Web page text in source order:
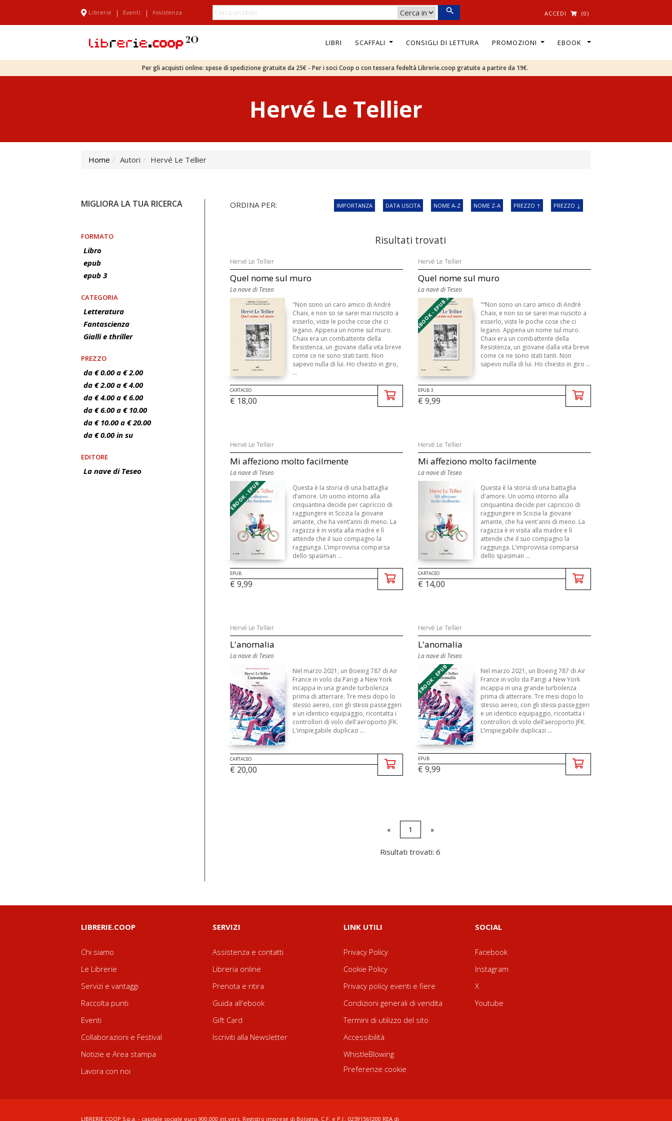
Librerie | Eventi | Assistenza ACCEDI (0)
LIBRI SCAFFALI CONSIGLI DI LETTURA PROMOZIONI EBOOK
Per gli acquisti online: spese di spedizione gratuite da 25€ - Per i soci Coop o con tessera fedeltà Librerie.coop gratuite a partire da 19€.
Hervé Le Tellier
Home Autori Hervé Le Tellier
MIGLIORA LA TUA RICERCA
FORMATO
Libro
epub
epub 3
CATEGORIA
Letteratura
Fantascienza
Gialli e thriller
PREZZO
da € 0.00 a € 2.00
da € 2.00 a € 4.00
da € 4.00 a € 6.00
da € 6.00 a € 10.00
da € 10.00 a € 20.00
da € 0.00 in su
EDITORE
La nave di Teseo
ORDINA PER: IMPORTANZA DATA USCITA NOME A-Z NOME Z-A PREZZO ↑ PREZZO ↓
Risultati trovati
Hervé Le Tellier
Quel nome sul muro
La nave di Teseo
"Non sono un caro amico di André
Chaix, e non so se sarei mai riuscito a
esserlo, viste le poche cose che ci
legano. Appena un nome sul muro.
Chaix era un combattente della
Resistenza, un giovane dalla vita breve
come ce ne sono stati tanti. Non
sapevo nulla di lui. Ho chiesto in giro,
...
CARTACEO
€ 18,00
Hervé Le Tellier
Quel nome sul muro
La nave di Teseo
EBOOK - EPUB 3
"“Non sono un caro amico di André
Chaix, e non so se sarei mai riuscito a
esserlo, viste le poche cose che ci
legano. Appena un nome sul muro.
Chaix era un combattente della
Resistenza, un giovane dalla vita breve
come ce ne sono stati tanti. Non
sapevo nulla di lui. Ho chiesto in giro ...
EPUB 3
€ 9,99
Hervé Le Tellier
Mi affeziono molto facilmente
La nave di Teseo
EBOOK - EPUB
Questa è la storia di una battaglia
d’amore. Un uomo intorno alla
cinquantina decide per capriccio di
raggiungere in Scozia la giovane
amante, che ha vent’anni di meno. La
ragazza è in visita alla madre e lì
attende che il suo compagno la
raggiunga. L’improvvisa comparsa
dello spasiman ...
EPUB
€ 9,99
Hervé Le Tellier
Mi affeziono molto facilmente
La nave di Teseo
Questa è la storia di una battaglia
d'amore. Un uomo intorno alla
cinquantina decide per capriccio di
raggiungere in Scozia la giovane
amante, che ha vent'anni di meno. La
ragazza è in visita alla madre e lì
attende che il suo compagno la
raggiunga. L'improvvisa comparsa
dello spasiman ...
CARTACEO
€ 14,00
Hervé Le Tellier
L'anomalia
La nave di Teseo
Nel marzo 2021, un Boeing 787 di Air
France in volo da Parigi a New York
incappa in una grande turbolenza
prima di atterrare. Tre mesi dopo lo
stesso aereo, con gli stessi passeggeri
e un identico equipaggio, ricontatta i
controllori di volo dell'aeroporto JFK.
L'inspiegabile duplicazi ...
CARTACEO
€ 20,00
Hervé Le Tellier
L'anomalia
La nave di Teseo
EBOOK - EPUB
Nel marzo 2021, un Boeing 787 di Air
France in volo da Parigi a New York
incappa in una grande turbolenza
prima di atterrare. Tre mesi dopo lo
stesso aereo, con gli stessi passeggeri
e un identico equipaggio, ricontatta i
controllori di volo dell’aeroporto JFK.
L’inspiegabile duplicazi ...
EPUB
€ 9,99
« 1 »
Risultati trovati: 6
LIBRERIE.COOP
Chi siamo
Le Librerie
Servizi e vantaggi
Raccolta punti
Eventi
Collaborazioni e Festival
Notizie e Area stampa
Lavora con noi
SERVIZI
Assistenza e contatti
Libreria online
Prenota e ritira
Guida all'ebook
Gift Card
Iscriviti alla Newsletter
LINK UTILI
Privacy Policy
Cookie Policy
Privacy policy eventi e fiere
Condizioni generali di vendita
Termini di utilizzo del sito
Accessibilità
WhistleBlowing
Preferenze cookie
SOCIAL
Facebook
Instagram
X
Youtube
LIBRERIE.COOP S.p.a. - capitale sociale euro 900.000 int.vers. Registro imprese di Bologna, C.F. e P.I.: 02591561200 REA di